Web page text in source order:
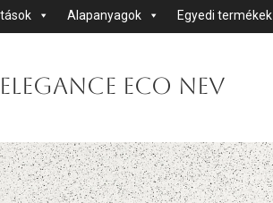
Alapanyagok Egyedi termékek
Elegance Eco Nev